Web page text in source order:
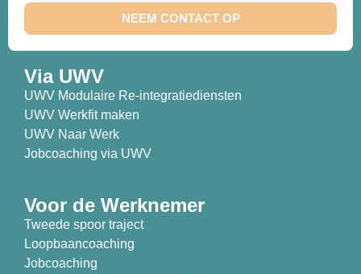
NEEM CONTACT OP
Via UWV
UWV Modulaire Re-integratiediensten
UWV Werkfit maken
UWV Naar Werk
Jobcoaching via UWV
Voor de Werknemer
Tweede spoor traject
Loopbaancoaching
Jobcoaching